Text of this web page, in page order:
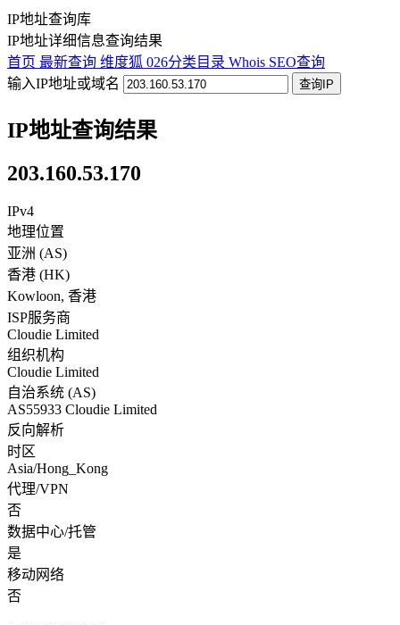
IP地址查询库
IP地址详细信息查询结果
首页 最新查询 维度狐 026分类目录 Whois SEO查询
输入IP地址或域名
查询IP
IP地址查询结果
203.160.53.170
IPv4
地理位置
亚洲 (AS)
香港 (HK)
Kowloon, 香港
ISP服务商
Cloudie Limited
组织机构
Cloudie Limited
自治系统 (AS)
AS55933 Cloudie Limited
反向解析
时区
Asia/Hong_Kong
代理/VPN
否
数据中心/托管
是
移动网络
否